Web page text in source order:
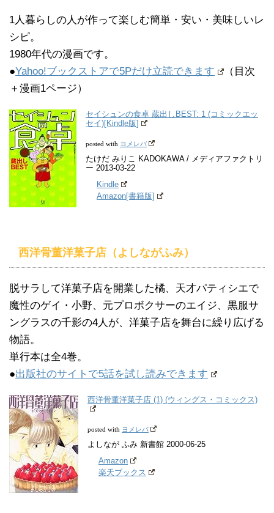
1人暮らしの人が作って楽しむ簡単・安い・美味しいレ
シピ。
1980年代の漫画です。
●Yahoo!ブックストアで5Pだけ立読できます
（目次
＋漫画1ページ）
セイシュンの食卓 蔵出しBEST: 1 (コミックエッ
セイ)[Kindle版]
posted with ヨメレバ
たけだ みりこ KADOKAWA / メディアファクトリ
ー 2013-03-22
Kindle
Amazon[書籍版]
西洋骨董洋菓子店（よしながふみ）
脱サラして洋菓子店を開業した橘、天才パティシエで
魔性のゲイ・小野、元プロボクサーのエイジ、黒服サ
ングラスの千影の4人が、洋菓子店を舞台に繰り広げる
物語。
単行本は全4巻。
●出版社のサイトで5話を試し読みできます
西洋骨董洋菓子店 (1) (ウィングス・コミックス)
posted with ヨメレバ
よしなが ふみ 新書館 2000-06-25
Amazon
楽天ブックス